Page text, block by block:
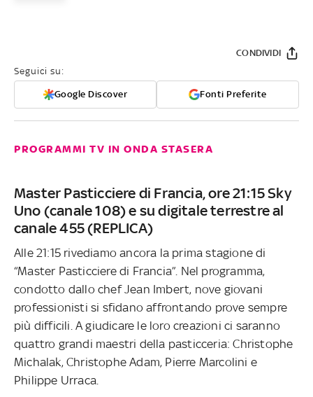
Seguici su:
Google Discover Fonti Preferite
CONDIVIDI
PROGRAMMI TV IN ONDA STASERA
Master Pasticciere di Francia, ore 21:15 Sky
Uno (canale 108) e su digitale terrestre al
canale 455 (REPLICA)
Alle 21:15 rivediamo ancora la prima stagione di
“Master Pasticciere di Francia”. Nel programma,
condotto dallo chef Jean Imbert, nove giovani
professionisti si sfidano affrontando prove sempre
più difficili. A giudicare le loro creazioni ci saranno
quattro grandi maestri della pasticceria: Christophe
Michalak, Christophe Adam, Pierre Marcolini e
Philippe Urraca.